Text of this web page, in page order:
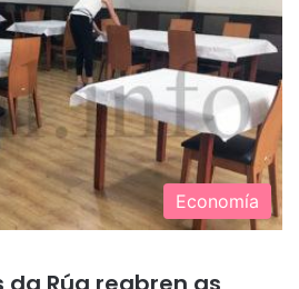
Economía